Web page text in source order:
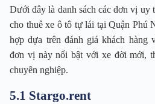
Dưới đây là danh sách các đơn vị uy
cho thuê xe ô tô tự lái tại Quận Phú
hợp dựa trên đánh giá khách hàng
đơn vị này nổi bật với xe đời mới,
chuyên nghiệp.
5.1 Stargo.rent